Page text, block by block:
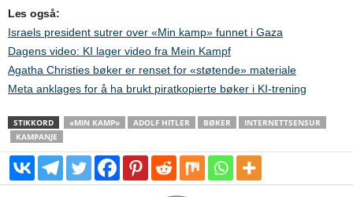
Les også:
Israels president sutrer over «Min kamp» funnet i Gaza
Dagens video: KI lager video fra Mein Kampf
Agatha Christies bøker er renset for «støtende» materiale
Meta anklages for å ha brukt piratkopierte bøker i KI-trening
STIKKORD «MIN KAMP» ADOLF HITLER BØKER
INTERNETTSENSUR
KAMPANJE